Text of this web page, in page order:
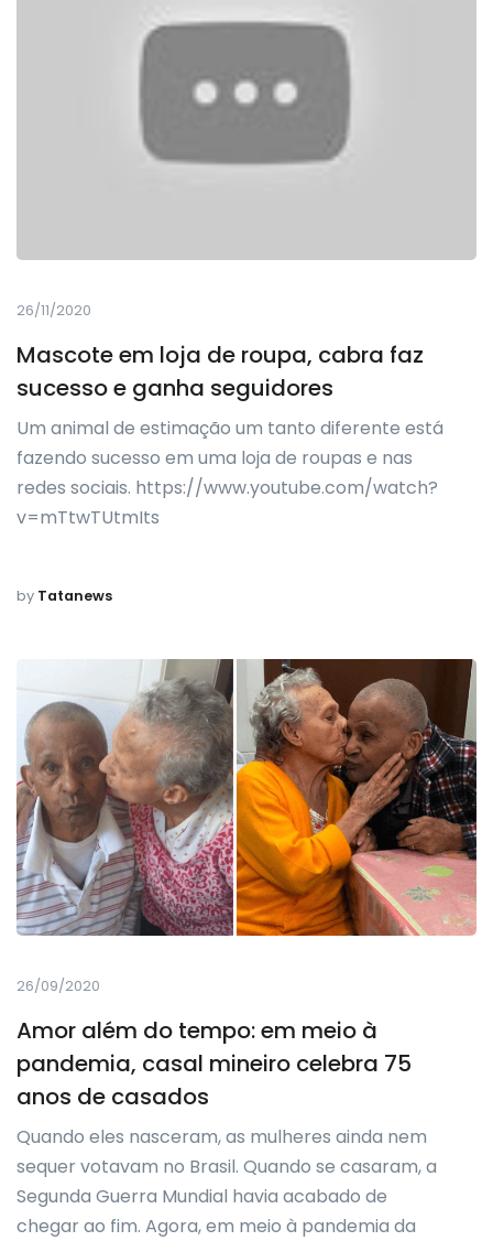
26/11/2020
Mascote em loja de roupa, cabra faz
sucesso e ganha seguidores
Um animal de estimação um tanto diferente está
fazendo sucesso em uma loja de roupas e nas
redes sociais. https://www.youtube.com/watch?
v=mTtwTUtmIts
by Tatanews
26/09/2020
Amor além do tempo: em meio à
pandemia, casal mineiro celebra 75
anos de casados
Quando eles nasceram, as mulheres ainda nem
sequer votavam no Brasil. Quando se casaram, a
Segunda Guerra Mundial havia acabado de
chegar ao fim. Agora, em meio à pandemia da